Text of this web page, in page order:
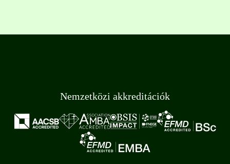
Nemzetközi akkreditációk